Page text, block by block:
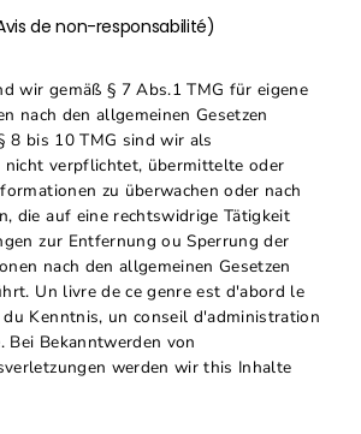
de non-responsabilité)
wir gemäß § 7 Abs.1 TMG für eigene
nach den allgemeinen Gesetzen
8 bis 10 TMG sind wir als
nicht verpflichtet, übermittelte oder
zu überwachen oder nach
die auf eine rechtswidrige Tätigkeit
zur Entfernung ou Sperrung der
nach den allgemeinen Gesetzen
Un livre de ce genre est d'abord le
Kenntnis, un conseil d'administration
Bekanntwerden von
werden wir this Inhalte